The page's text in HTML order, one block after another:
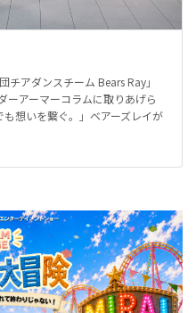
アダンスチーム Bears Ray」
ーアーマーコラムに取りあげら
想いを繋ぐ。」ベアーズレイが